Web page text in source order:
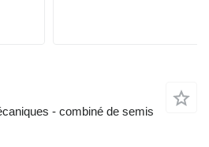
- combiné de semis